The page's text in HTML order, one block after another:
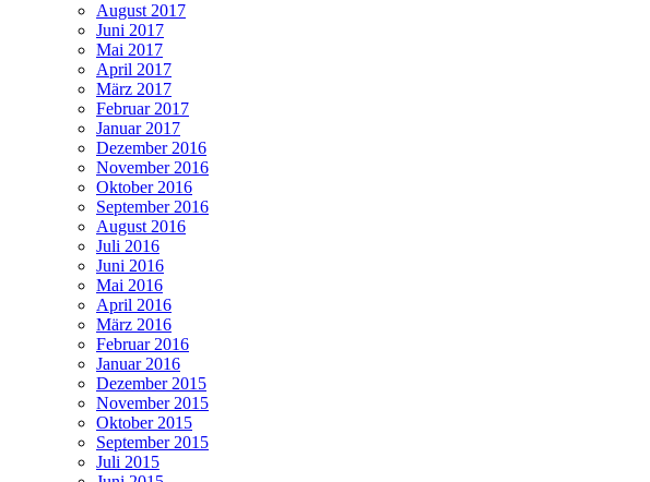
August 2017
Juni 2017
Mai 2017
April 2017
März 2017
Februar 2017
Januar 2017
Dezember 2016
November 2016
Oktober 2016
September 2016
August 2016
Juli 2016
Juni 2016
Mai 2016
April 2016
März 2016
Februar 2016
Januar 2016
Dezember 2015
November 2015
Oktober 2015
September 2015
Juli 2015